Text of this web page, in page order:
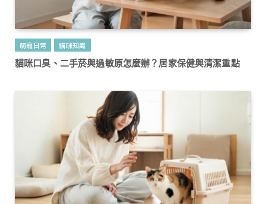
萌寵日常
貓咪知識
貓咪口臭、二手菸與過敏原怎麼辦？居家保健與清潔重點